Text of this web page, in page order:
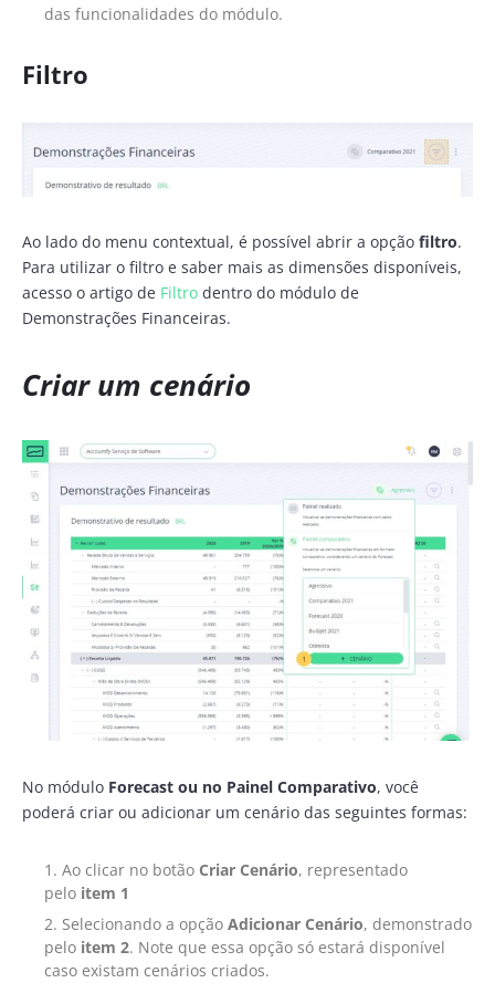
das funcionalidades do módulo.
Filtro
Ao lado do menu contextual, é possível abrir a opção filtro.
Para utilizar o filtro e saber mais as dimensões disponíveis,
acesso o artigo de Filtro dentro do módulo de
Demonstrações Financeiras.
Criar um cenário
No módulo Forecast ou no Painel Comparativo, você
poderá criar ou adicionar um cenário das seguintes formas:
Ao clicar no botão Criar Cenário, representado
pelo item 1
Selecionando a opção Adicionar Cenário, demonstrado
pelo item 2. Note que essa opção só estará disponível
caso existam cenários criados.